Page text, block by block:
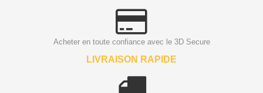
Acheter en toute confiance avec le 3D Secure
LIVRAISON RAPIDE